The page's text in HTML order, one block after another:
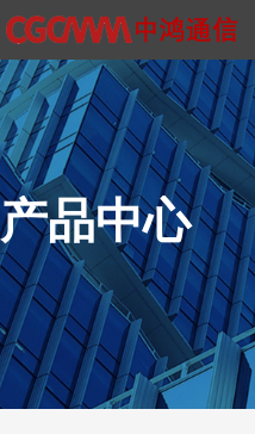
产品中心